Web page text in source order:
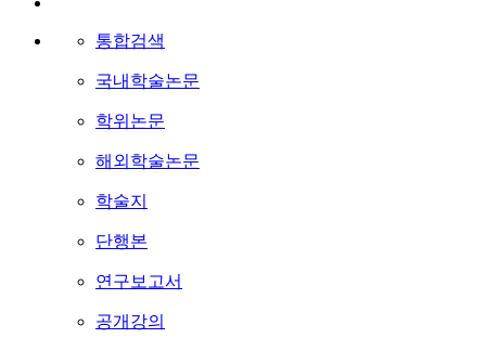
통합검색
국내학술논문
학위논문
해외학술논문
학술지
단행본
연구보고서
공개강의